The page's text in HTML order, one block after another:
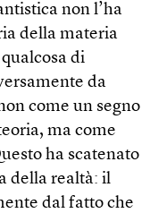
non l’ha
della materia
di
da
come un segno
ma come
ha scatenato
della realtà: il
dal fatto che